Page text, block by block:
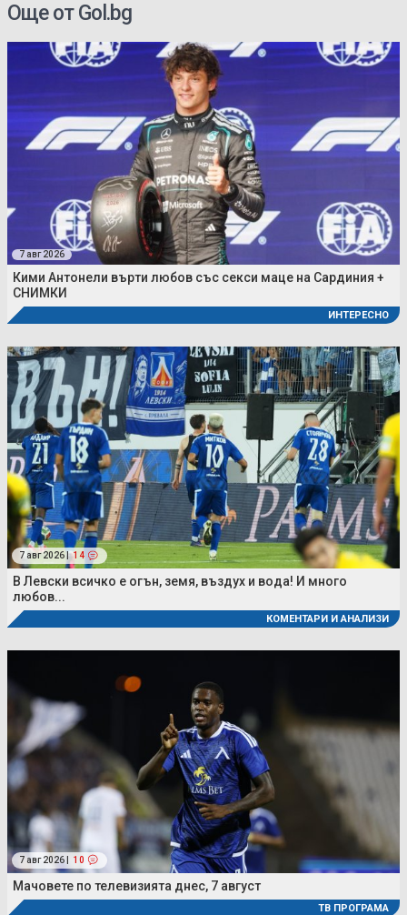
Още от Gol.bg
7 авг 2026
Кими Антонели върти любов със секси маце на Сардиния +
СНИМКИ
ИНТЕРЕСНО
7 авг 2026 | 14
В Левски всичко е огън, земя, въздух и вода! И много
любов...
КОМЕНТАРИ И АНАЛИЗИ
7 авг 2026 | 10
Мачовете по телевизията днес, 7 август
ТВ ПРОГРАМА